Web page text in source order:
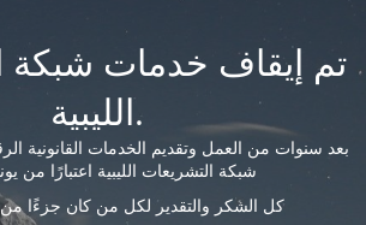
تم إيقاف خدمات شبكة
الليبية.
بعد سنوات من العمل وتقديم الخدمات القانونية
شبكة التشريعات الليبية اعتبارًا من يونيو
كل الشكر والتقدير لكل من كان جزءًا من